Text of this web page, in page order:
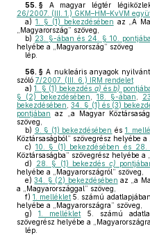
55. § A magyar légtér
26/2007. (III. 1.) GKM–HM–KvVM
a) 1. § (1) bekezdésében az „A
„Magyarország” szöveg,
b) 23. §-ában és 24. § 10.
helyébe a „Magyarország” szöveg
lép.
56. § A nukleáris anyagok
szóló 7/2007. (III. 6.) IRM rendelet
a) 1. § (1) bekezdés a) ésb)
§ (2) bekezdésében
18. §-ában
bekezdésében ,34. § (1) és (3)
pontjában az „a Magyar
szöveg,
b) 9. § (1) bekezdésében és 1.
Köztársaságból” szövegrész helyébe a
c) 10. § (1) bekezdésében és
Köztársaságba” szövegrész helyébe a
d)
28. § (1) bekezdés c)
helyébe a „Magyarországról” szöveg,
e) 34. § (2) bekezdésében az „a
a „Magyarországgal” szöveg,
f) 1. melléklet 5. számú
helyébe a „Magyarországra” szöveg,
g)
1. melléklet 5. számú
szövegrész helyébe a
lép.